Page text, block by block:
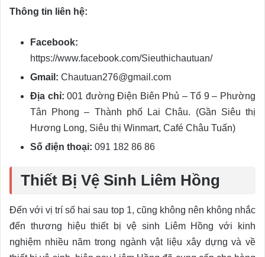
Thông tin liên hệ:
Facebook:
https://www.facebook.com/Sieuthichautuan/
Gmail: Chautuan276@gmail.com
Địa chỉ: 001 đường Điện Biên Phủ – Tổ 9 – Phường
Tân Phong – Thành phố Lai Châu. (Gần Siêu thị
Hương Long, Siêu thị Winmart, Café Châu Tuấn)
Số điện thoại: 091 182 86 86
Thiết Bị Vệ Sinh Liêm Hồng
Đến với vị trí số hai sau top 1, cũng không nên không nhắc
đến thương hiệu thiết bị vệ sinh Liêm Hồng với kinh
nghiệm nhiều năm trong ngành vật liệu xây dựng và về